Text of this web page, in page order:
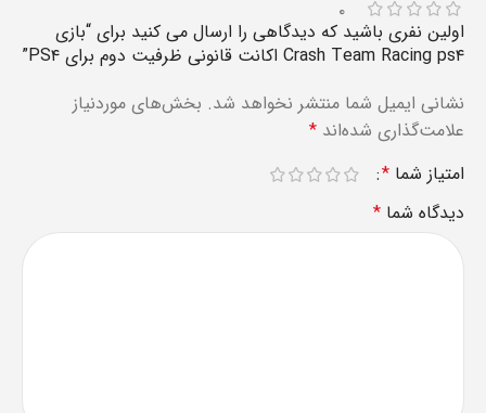
۰
اولین نفری باشید که دیدگاهی را ارسال می کنید برای “بازی
Crash Team Racing ps۴ اکانت قانونی ظرفیت دوم برای PS۴”
نشانی ایمیل شما منتشر نخواهد شد. بخش‌های موردنیاز
علامت‌گذاری شده‌اند *
امتیاز شما *
دیدگاه شما *